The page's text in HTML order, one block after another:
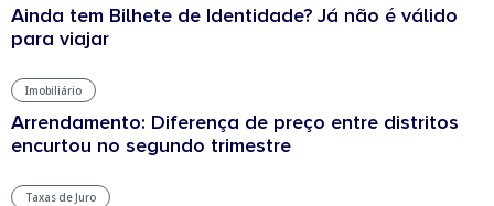
Ainda tem Bilhete de Identidade? Já não é válido
para viajar
Imobiliário
Arrendamento: Diferença de preço entre distritos
encurtou no segundo trimestre
Taxas de Juro